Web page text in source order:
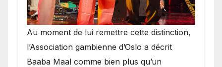
​Au moment de lui remettre cette distinction,
l’Association gambienne d’Oslo a décrit
Baaba Maal comme bien plus qu’un